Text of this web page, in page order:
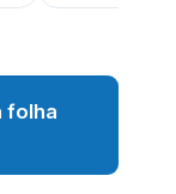
folha